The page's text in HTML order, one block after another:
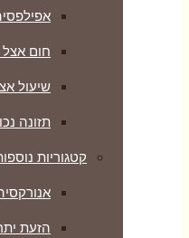
חום אצל
שיעול
תזונה
קטגוריות
הזעת